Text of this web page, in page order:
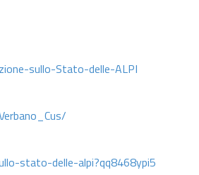
sullo-Stato-delle-ALPI
stato-delle-alpi?qq8468ypi5